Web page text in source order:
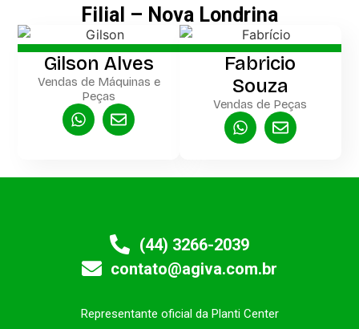
Filial – Nova Londrina
Gilson Alves
Vendas de Máquinas e
Peças
Fabricio
Souza
Vendas de Peças
(44) 3266-2039
contato@agiva.com.br
Representante oficial da Planti Center